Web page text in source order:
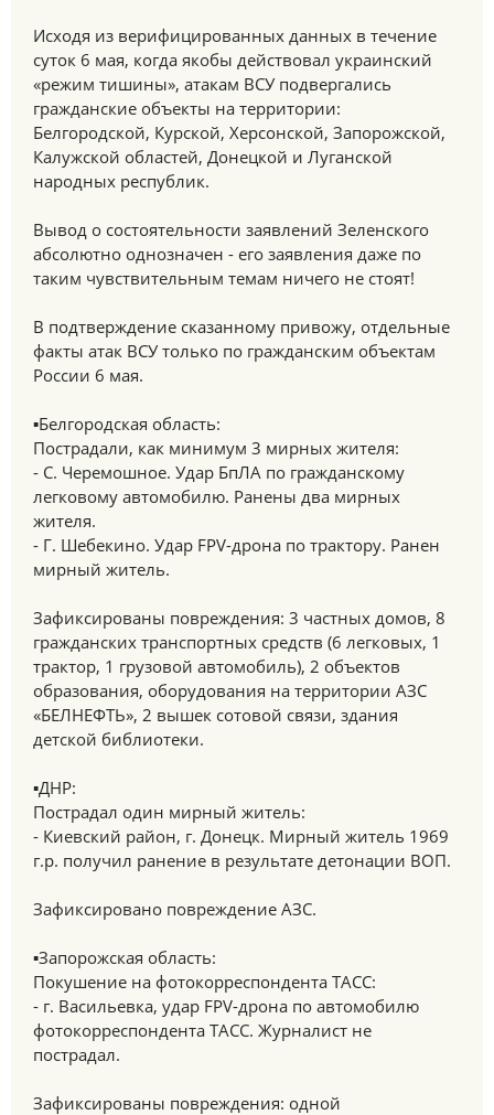
Исходя из верифицированных данных в течение
суток 6 мая, когда якобы действовал украинский
«режим тишины», атакам ВСУ подвергались
гражданские объекты на территории:
Белгородской, Курской, Херсонской, Запорожской,
Калужской областей, Донецкой и Луганской
народных республик.
Вывод о состоятельности заявлений Зеленского
абсолютно однозначен - его заявления даже по
таким чувствительным темам ничего не стоят!
В подтверждение сказанному привожу, отдельные
факты атак ВСУ только по гражданским объектам
России 6 мая.
▪️Белгородская область:
Пострадали, как минимум 3 мирных жителя:
- С. Черемошное. Удар БпЛА по гражданскому
легковому автомобилю. Ранены два мирных
жителя.
- Г. Шебекино. Удар FPV-дрона по трактору. Ранен
мирный житель.
Зафиксированы повреждения: 3 частных домов, 8
гражданских транспортных средств (6 легковых, 1
трактор, 1 грузовой автомобиль), 2 объектов
образования, оборудования на территории АЗС
«БЕЛНЕФТЬ», 2 вышек сотовой связи, здания
детской библиотеки.
▪️ДНР:
Пострадал один мирный житель:
- Киевский район, г. Донецк. Мирный житель 1969
г.р. получил ранение в результате детонации ВОП.
Зафиксировано повреждение АЗС.
▪️Запорожская область:
Покушение на фотокорреспондента ТАСС:
- г. Васильевка, удар FPV-дрона по автомобилю
фотокорреспондента ТАСС. Журналист не
пострадал.
Зафиксированы повреждения: одной